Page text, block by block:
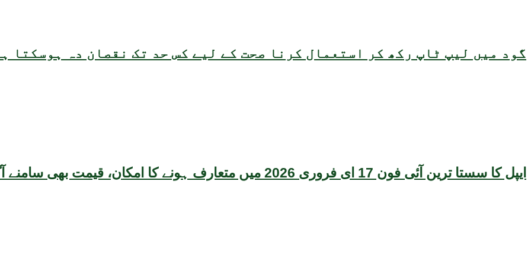
گود میں لیپ ٹاپ رکھ کر استعمال کرنا صحت کے لیے کس حد تک نقصان دہ ہوسکتا
ایپل کا سستا ترین آئی فون 17 ای فروری 2026 میں متعارف ہونے کا امکان، قیمت بھی سامنے آگئی